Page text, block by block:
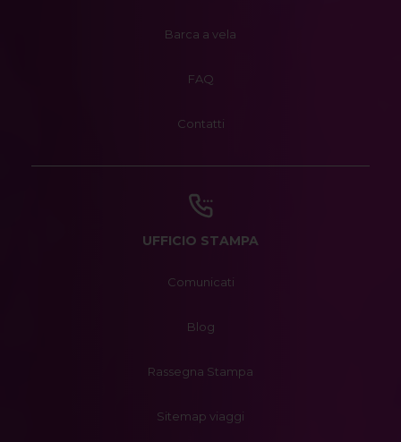
Barca a vela
FAQ
Contatti
UFFICIO STAMPA
Comunicati
Blog
Rassegna Stampa
Sitemap viaggi